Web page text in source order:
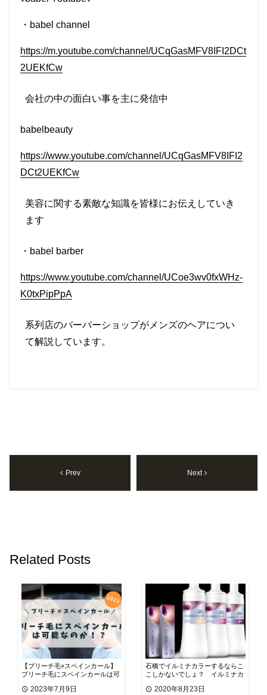
・ babel channel
https://m.youtube.com/channel/UCqGasMFV8IFI2DCt
2UEKfCw
会社の中の面白い事を主に発信中
babelbeauty
https://www.youtube.com/channel/UCqGasMFV8IFI2
DCt2UEKfCw
美容に関する素敵な知識を皆様にお伝えしていき
ます
・ babel barber
https://www.youtube.com/channel/UCoe3wv0fxWHz-
K0txPipPpA
系列店のバーバーショップがメンズのヘアについ
て解説しています。
Prev Next
Related Posts
【ブリーチ毛×スペインカール】
ブリーチ毛にスペインカールは可
2023年7月9日
石橋でイルミナカラーするならこ
こしかないでしょ？ イルミナカ
2020年8月23日